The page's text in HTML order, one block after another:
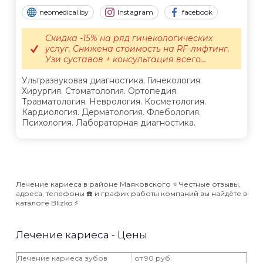
neomedical.by Instagram facebook
Ультразвуковая диагностика. Гинекология.
Хирургия. Стоматология. Ортопедия.
Травматология. Неврология. Косметология.
Кардиология. Дерматология. Флебология.
Психология. Лабораторная диагностика.
Скидка -15% на ряд гинекологических
услуг. Снижена стоимость на RF-лифтинг.
Узи суставов + консультация всего...
Лечение кариеса в районе Маяковского ⭐️ Честные отзывы,
адреса, телефоны ☎️ и график работы компаний вы найдёте в
каталоге Blizko ⚡️
Лечение кариеса - Цены
Лечение кариеса зубов
от 90 руб.